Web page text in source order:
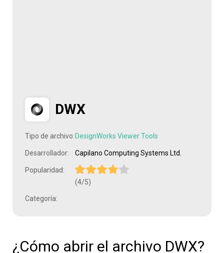
DWX
Tipo de archivo: DesignWorks Viewer Tools
Desarrollador: Capilano Computing Systems Ltd.
Popularidad:
(4/5)
Categoría:
¿Cómo abrir el archivo DWX?